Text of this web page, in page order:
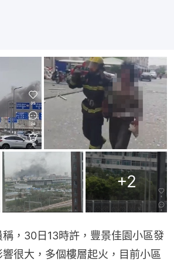
+2
，30日13時許，豐景佳園小區發
很大，多個樓層起火，目前小區